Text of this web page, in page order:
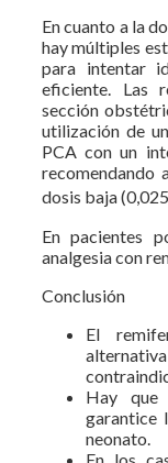
En cuanto a la
hay múltiples
para intentar
eficiente. Las
sección
utilización de
PCA con un
recomendando
dosis baja
En pacientes
analgesia con
Conclusión
El
Hay que
garantice
neonato.